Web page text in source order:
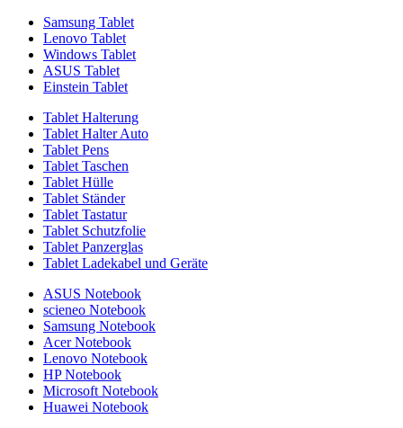
Samsung Tablet
Lenovo Tablet
Windows Tablet
ASUS Tablet
Einstein Tablet
Tablet Halterung
Tablet Halter Auto
Tablet Pens
Tablet Taschen
Tablet Hülle
Tablet Ständer
Tablet Tastatur
Tablet Schutzfolie
Tablet Panzerglas
Tablet Ladekabel und Geräte
ASUS Notebook
scieneo Notebook
Samsung Notebook
Acer Notebook
Lenovo Notebook
HP Notebook
Microsoft Notebook
Huawei Notebook